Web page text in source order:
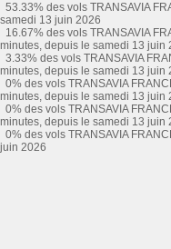
53.33% des vols TRANSAVIA
samedi 13 juin 2026
16.67% des vols TRANSAVIA
minutes, depuis le samedi 13 juin
3.33% des vols TRANSAVIA
minutes, depuis le samedi 13 juin
0% des vols TRANSAVIA
minutes, depuis le samedi 13 juin
0% des vols TRANSAVIA
minutes, depuis le samedi 13 juin
0% des vols TRANSAVIA
juin 2026